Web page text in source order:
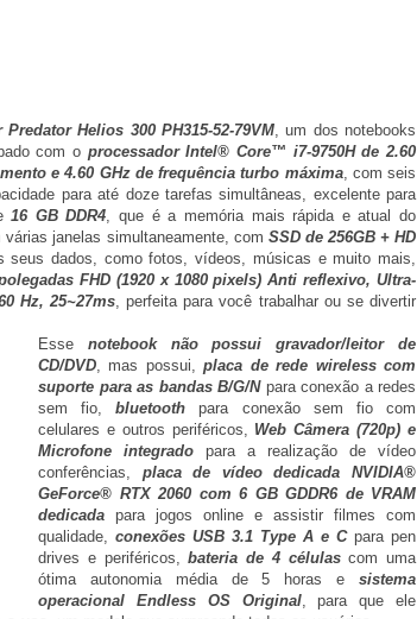
Helios 300 PH315-52-79VM, um dos notebooks
com o processador Intel® Core™ i7-9750H de 2.60
e 4.60 GHz de frequência turbo máxima, com seis
para até doze tarefas simultâneas, excelente para
16 GB DDR4, que é a memória mais rápida e atual do
janelas simultaneamente, com SSD de 256GB + HD
seus dados, como fotos, vídeos, músicas e muito mais,
FHD (1920 x 1080 pixels) Anti reflexivo, Ultra-
Hz, 25~27ms, perfeita para você trabalhar ou se divertir
Esse notebook não possui gravador/leitor de
CD/DVD, mas possui,placa de rede wireless com
suporte para as bandas B/G/Npara conexão a redes
sem fio,bluetooth para conexão sem fio com
celulares e outros periféricos, Web Câmera (720p) e
Microfone integrado para a realização de vídeo
conferências, placa de vídeo dedicada NVIDIA®
GeForce® RTX 2060 com 6 GB GDDR6 de VRAM
dedicada para jogos online e assistir filmes com
qualidade, conexões USB 3.1 Type A e Cpara pen
drives e periféricos,bateria de 4 célulascom uma
ótima autonomia média de 5 horas e sistema
operacional Endless OS Original, para que ele